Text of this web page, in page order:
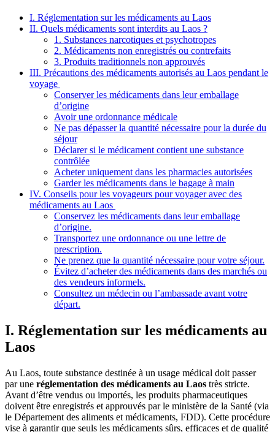
I. Réglementation sur les médicaments au Laos
II. Quels médicaments sont interdits au Laos ?
1. Substances narcotiques et psychotropes
2. Médicaments non enregistrés ou contrefaits
3. Produits traditionnels non approuvés
III. Précautions des médicaments autorisés au Laos pendant le
voyage
Conserver les médicaments dans leur emballage
d’origine
Avoir une ordonnance médicale
Ne pas dépasser la quantité nécessaire pour la durée du
séjour
Déclarer si le médicament contient une substance
contrôlée
Acheter uniquement dans les pharmacies autorisées
Garder les médicaments dans le bagage à main
IV. Conseils pour les voyageurs pour voyager avec des
médicaments au Laos
Conservez les médicaments dans leur emballage
d’origine.
Transportez une ordonnance ou une lettre de
prescription.
Ne prenez que la quantité nécessaire pour votre séjour.
Évitez d’acheter des médicaments dans des marchés ou
des vendeurs informels.
Consultez un médecin ou l’ambassade avant votre
départ.
I. Réglementation sur les médicaments au
Laos
Au Laos, toute‎ substance‎ destinée à un usage‎ médical doit passer‎
par une réglementation‎ des médicaments‎ au Laos très stricte.‎
Avant d’être‎ vendus ou importés,‎ les produits pharmaceutiques‎
doivent être‎ enregistrés et approuvés‎ par le ministère‎ de la Santé‎ (via
le Département‎ des aliments et médicaments,‎ FDD). Cette procédure‎
vise à garantir‎ que seuls‎ les médicaments‎ sûrs, efficaces‎ et de qualité‎